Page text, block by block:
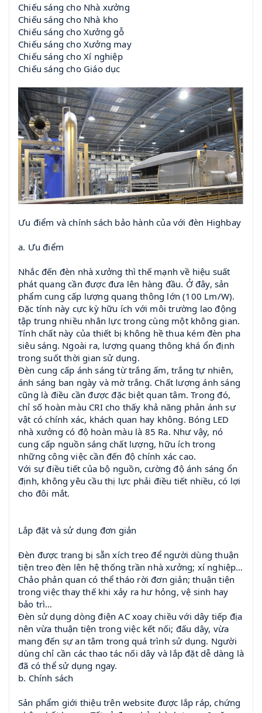
Chiếu sáng cho Nhà xưởng
Chiếu sáng cho Nhà kho
Chiếu sáng cho Xưởng gỗ
Chiếu sáng cho Xưởng may
Chiếu sáng cho Xí nghiệp
Chiếu sáng cho Giáo dục
Ưu điểm và chính sách bảo hành của với đèn Highbay
a. Ưu điểm
Nhắc đến đèn nhà xưởng thì thế mạnh về hiệu suất
phát quang cần được đưa lên hàng đầu. Ở đây, sản
phẩm cung cấp lượng quang thông lớn (100 Lm/W).
Đặc tính này cực kỳ hữu ích với môi trường lao động
tập trung nhiều nhân lực trong cùng một không gian.
Tính chất này của thiết bị không hề thua kém đèn pha
siêu sáng. Ngoài ra, lượng quang thông khá ổn định
trong suốt thời gian sử dụng.
Đèn cung cấp ánh sáng từ trắng ấm, trắng tự nhiên,
ánh sáng ban ngày và mờ trắng. Chất lượng ánh sáng
cũng là điều cần được đặc biệt quan tâm. Trong đó,
chỉ số hoàn màu CRI cho thấy khả năng phản ánh sự
vật có chính xác, khách quan hay không. Bóng LED
nhà xưởng có độ hoàn màu là 85 Ra. Như vậy, nó
cung cấp nguồn sáng chất lượng, hữu ích trong
những công việc cần đến độ chính xác cao.
Với sự điều tiết của bộ nguồn, cường độ ánh sáng ổn
định, không yêu cầu thị lực phải điều tiết nhiều, có lợi
cho đôi mắt.
Lắp đặt và sử dụng đơn giản
Đèn được trang bị sẵn xích treo để người dùng thuận
tiện treo đèn lên hệ thống trần nhà xưởng; xí nghiệp…
Chảo phản quan có thể tháo rời đơn giản; thuận tiện
trong việc thay thế khi xảy ra hư hỏng, vệ sinh hay
bảo trì…
Đèn sử dụng dòng điện AC xoay chiều với dây tiếp địa
nên vừa thuận tiện trong việc kết nối; đấu dây, vừa
mang đến sự an tâm trong quá trình sử dụng. Người
dùng chỉ cần các thao tác nối dây và lắp đặt dễ dàng là
đã có thể sử dụng ngay.
b. Chính sách
Sản phẩm giới thiệu trên website được lắp ráp, chứng